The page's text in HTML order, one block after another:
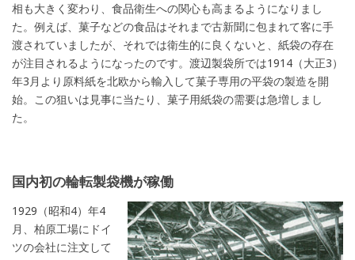
相も大きく変わり、食品衛生への関心も高まるようになりまし
た。例えば、菓子などの食品はそれまで古新聞に包まれて客に手
渡されていましたが、それでは衛生的に良くないと、紙袋の存在
が注目されるようになったのです。渡辺製袋所では1914（大正3）
年3月より原料紙を北欧から輸入して菓子専用の平袋の製造を開
始。この狙いは見事に当たり、菓子用紙袋の需要は急増しまし
た。
国内初の輪転製袋機が稼働
1929（昭和4）年4
月、柏原工場にドイ
ツの会社に注文して